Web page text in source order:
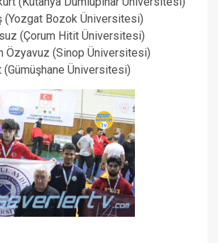
(Yozgat Bozok Üniversitesi)
(Çorum Hitit Üniversitesi)
Özyavuz (Sinop Üniversitesi)
(Gümüşhane Üniversitesi)